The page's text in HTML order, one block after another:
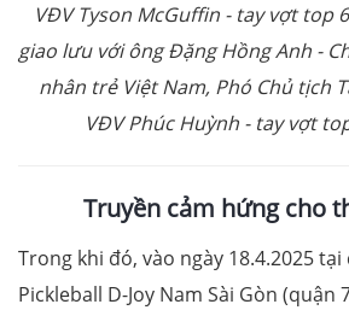
VĐV Tyson McGuffin - tay vợt top
giao lưu với ông Đặng Hồng Anh -
nhân trẻ Việt Nam, Phó Chủ tịch
VĐV Phúc Huỳnh - tay vợt
Truyền cảm hứng cho
Trong khi đó, vào ngày 18.4.2025 tại
Pickleball D-Joy Nam Sài Gòn (quận